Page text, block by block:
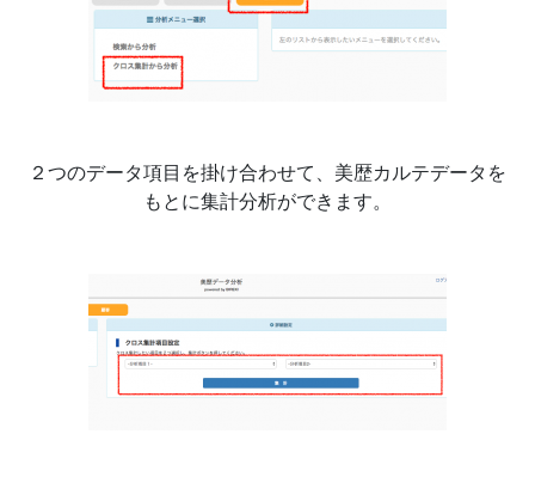
２つのデータ項目を掛け合わせて、美歴カルテデータを
もとに集計分析ができます。